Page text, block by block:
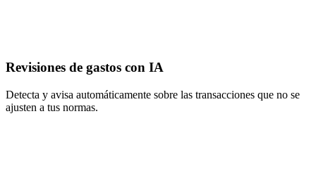
Revisiones de gastos con IA
Detecta y avisa automáticamente sobre las transacciones que no se
ajusten a tus normas.